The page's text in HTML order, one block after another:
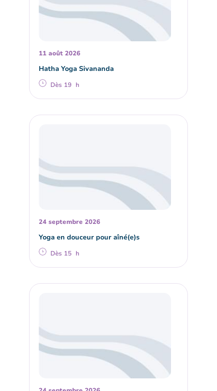
11 août 2026
Hatha Yoga Sivananda
Dès 19 h
24 septembre 2026
Yoga en douceur pour aîné(e)s
Dès 15 h